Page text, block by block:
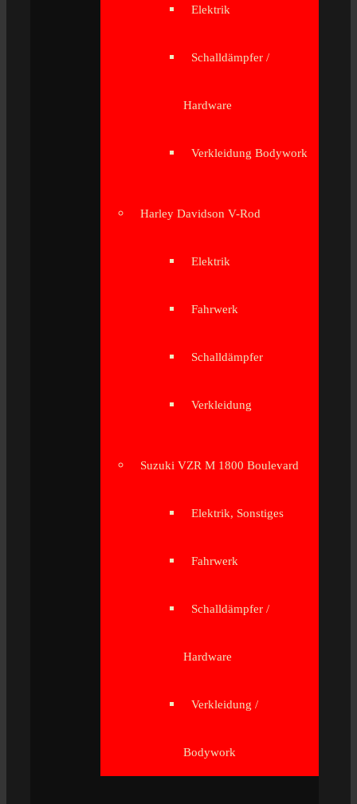
Elektrik
Schalldämpfer /
Hardware
Verkleidung Bodywork
Harley Davidson V-Rod
Elektrik
Fahrwerk
Schalldämpfer
Verkleidung
Suzuki VZR M 1800 Boulevard
Elektrik, Sonstiges
Fahrwerk
Schalldämpfer /
Hardware
Verkleidung /
Bodywork